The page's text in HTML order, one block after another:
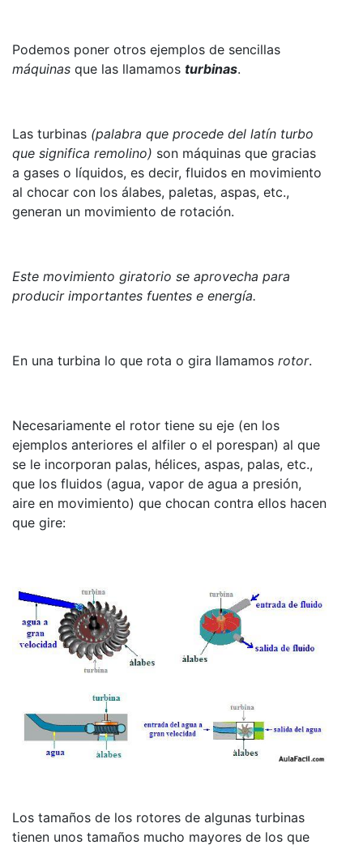
Podemos poner otros ejemplos de sencillas
máquinas que las llamamos turbinas.
Las turbinas (palabra que procede del latín turbo
que significa remolino) son máquinas que gracias
a gases o líquidos, es decir, fluidos en movimiento
al chocar con los álabes, paletas, aspas, etc.,
generan un movimiento de rotación.
Este movimiento giratorio se aprovecha para
producir importantes fuentes e energía.
En una turbina lo que rota o gira llamamos rotor.
Necesariamente el rotor tiene su eje (en los
ejemplos anteriores el alfiler o el porespan) al que
se le incorporan palas, hélices, aspas, palas, etc.,
que los fluidos (agua, vapor de agua a presión,
aire en movimiento) que chocan contra ellos hacen
que gire:
Los tamaños de los rotores de algunas turbinas
tienen unos tamaños mucho mayores de los que